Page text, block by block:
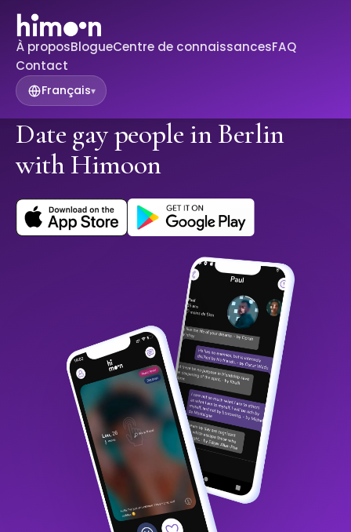
À proposBlogueCentre de connaissancesFAQ
Contact
Français▾
Date gay people in Berlin
with Himoon